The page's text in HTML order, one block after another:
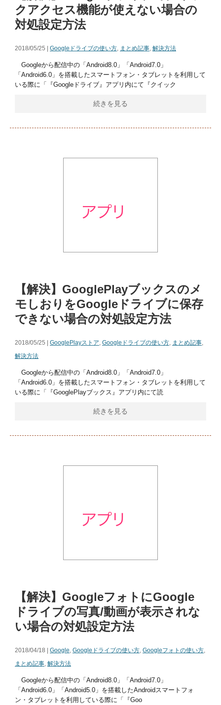
クアクセス機能が使えない場合の
対処設定方法
2018/05/25 | Googleドライブの使い方, まとめ記事, 解決方法
Googleから配信中の「Android8.0」「Android7.0」
「Android6.0」を搭載したスマートフォン・タブレットを利用して
いる際に「『Googleドライブ』アプリ内にて『クイック
続きを見る
【解決】GooglePlayブックスのメ
モしおりをGoogleドライブに保存
できない場合の対処設定方法
2018/05/25 | GooglePlayストア, Googleドライブの使い方, まとめ記事,
解決方法
Googleから配信中の「Android8.0」「Android7.0」
「Android6.0」を搭載したスマートフォン・タブレットを利用して
いる際に「『GooglePlayブックス』アプリ内にて読
続きを見る
【解決】GoogleフォトにGoogle
ドライブの写真/動画が表示されな
い場合の対処設定方法
2018/04/18 | Google, Googleドライブの使い方, Googleフォトの使い方,
まとめ記事, 解決方法
Googleから配信中の「Android8.0」「Android7.0」
「Android6.0」「Android5.0」を搭載したAndroidスマートフォ
ン・タブレットを利用している際に「『Goo